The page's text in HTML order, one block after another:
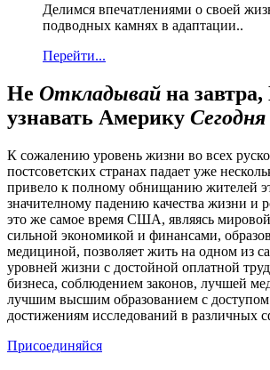
Делимся впечатлениями о своей
подводных камнях в адаптации..
Перейти...
Не Откладывай на
узнавать Америку Сегодня
К сожалению уровень жизни во всех
постсоветских странах падает уже
привело к полному обнищанию жителей
значителному падению качества жизни и
это же самое время США, являясь
сильной экономикой и финансами,
медициной, позволяет жить на одном из
уровней жизни с достойной оплатной
бизнеса, соблюдением законов, лучшей
лучшим высшим образованием с
достижениям исследований в различных
Присоединяйся